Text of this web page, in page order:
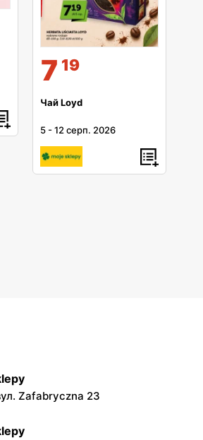
7 19
Чай Loyd
5 -12 серп. 2026
Zafabryczna 23